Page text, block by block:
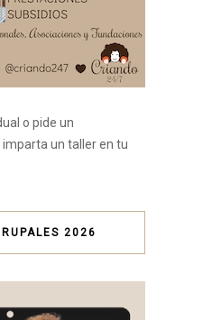
o pide un
un taller en tu
2026